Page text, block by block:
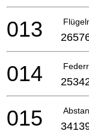
013
014
015